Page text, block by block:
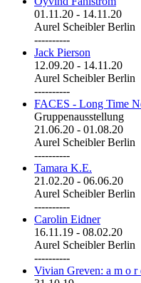
01.11.20 - 14.11.20
Aurel Scheibler Berlin
----------
Jack Pierson
12.09.20 - 14.11.20
Aurel Scheibler Berlin
----------
FACES - Long Time
Gruppenausstellung
21.06.20 - 01.08.20
Aurel Scheibler Berlin
----------
Tamara K.E.
21.02.20 - 06.06.20
Aurel Scheibler Berlin
----------
Carolin Eidner
16.11.19 - 08.02.20
Aurel Scheibler Berlin
----------
Vivian Greven: a m o